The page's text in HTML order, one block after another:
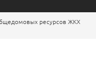
ресурсов ЖКХ